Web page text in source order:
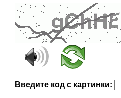
Введите код с картинки: